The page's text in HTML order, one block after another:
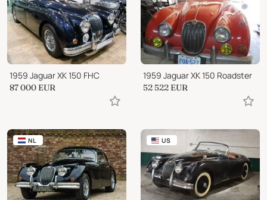
1959 Jaguar XK 150 FHC
87 000 EUR
1959 Jaguar XK 150 Roadster
52 522 EUR
NL US